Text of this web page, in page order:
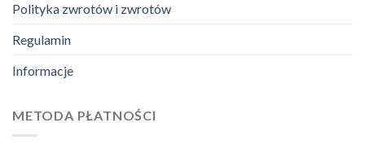
Polityka zwrotów i zwrotów
Regulamin
Informacje
METODA PŁATNOŚCI